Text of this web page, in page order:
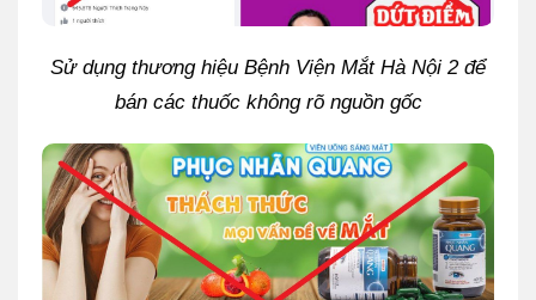
Sử dụng thương hiệu Bệnh Viện Mắt Hà Nội 2 để
bán các thuốc không rõ nguồn gốc